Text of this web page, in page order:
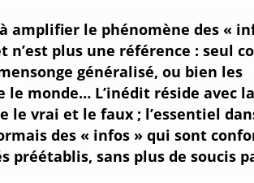
amplifier le phénomène des «
n’est plus une référence : seul
généralisé, ou bien les
monde… L’inédit réside avec
vrai et le faux ; l’essentiel
des « infos » qui sont
sans plus de soucis